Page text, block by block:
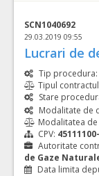
SCN1040692
29.03.2019 09:55
Tip procedura:
Tipul
Stare
Modalitate de
Modalitatea
CPV:
Autoritate
de Gaze
Data limita